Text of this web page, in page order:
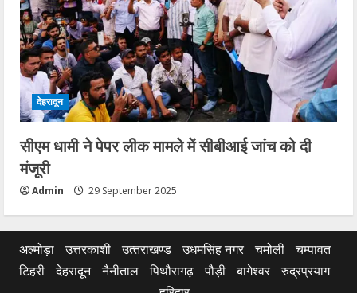
देहरादून
सीएम धामी ने पेपर लीक मामले में सीबीआई जांच को दी
मंजूरी
Admin 29 September 2025
अल्मोड़ा उत्तरकाशी उत्‍तराखण्‍ड उधमसिंह नगर चमोली
चम्पावत
टिहरी
देहरादून नैनीताल पिथौरागढ़ पौड़ी बागेश्वर
रुद्रप्रयाग